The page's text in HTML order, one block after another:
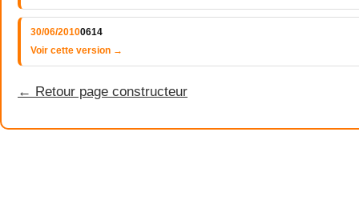
30/06/20100614
Voir cette version →
← Retour page constructeur